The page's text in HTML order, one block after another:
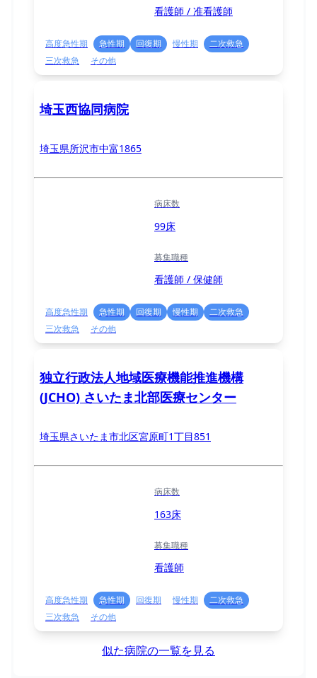
看護師 / 准看護師
高度急性期 急性期 回復期 慢性期
二次救急
三次救急
その他
埼玉西協同病院
埼玉県所沢市中富1865
病床数
99床
募集職種
看護師 / 保健師
高度急性期 急性期 回復期 慢性期
二次救急
三次救急
その他
独立行政法人地域医療機能推進機構
(JCHO) さいたま北部医療センター
埼玉県さいたま市北区宮原町1丁目851
病床数
163床
募集職種
看護師
高度急性期 急性期 回復期 慢性期
二次救急
三次救急
その他
似た病院の一覧を見る